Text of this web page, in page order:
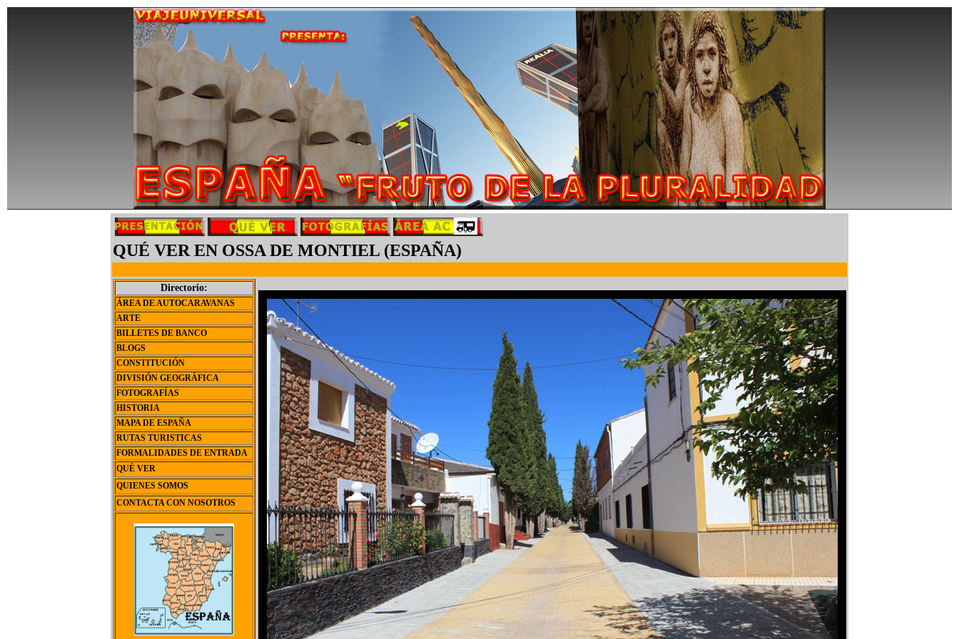
QUÉ VER EN OSSA DE MONTIEL (ESPAÑA)
Directorio:
ÁREA DE AUTOCARAVANAS
ARTE
BILLETES DE BANCO
BLOGS
CONSTITUCIÓN
DIVISIÓN GEOGRÁFICA
FOTOGRAFÍAS
HISTORIA
MAPA DE ESPAÑA
RUTAS TURISTICAS
FORMALIDADES DE ENTRADA
QUÉ VER
QUIENES SOMOS
CONTACTA CON NOSOTROS